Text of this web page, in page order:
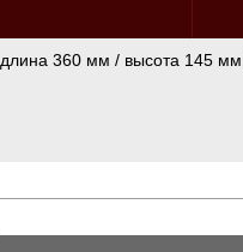
длина 360 мм / высота 145